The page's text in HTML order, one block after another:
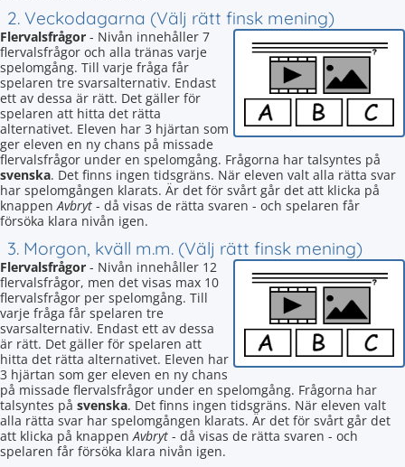
2. Veckodagarna (Välj rätt finsk mening)
Flervalsfrågor - Nivån innehåller 7
flervalsfrågor och alla tränas varje
spelomgång. Till varje fråga får
spelaren tre svarsalternativ. Endast
ett av dessa är rätt. Det gäller för
spelaren att hitta det rätta
alternativet. Eleven har 3 hjärtan som
ger eleven en ny chans på missade
flervalsfrågor under en spelomgång. Frågorna har talsyntes på
svenska. Det finns ingen tidsgräns. När eleven valt alla rätta svar
har spelomgången klarats. Är det för svårt går det att klicka på
knappenAvbryt - då visas de rätta svaren - och spelaren får
försöka klara nivån igen.
3. Morgon, kväll m.m. (Välj rätt finsk mening)
Flervalsfrågor - Nivån innehåller 12
flervalsfrågor, men det visas max 10
flervalsfrågor per spelomgång. Till
varje fråga får spelaren tre
svarsalternativ. Endast ett av dessa
är rätt. Det gäller för spelaren att
hitta det rätta alternativet. Eleven har
3 hjärtan som ger eleven en ny chans
på missade flervalsfrågor under en spelomgång. Frågorna har
talsyntes på svenska. Det finns ingen tidsgräns. När eleven valt
alla rätta svar har spelomgången klarats. Är det för svårt går det
att klicka på knappenAvbryt - då visas de rätta svaren - och
spelaren får försöka klara nivån igen.